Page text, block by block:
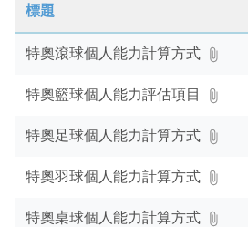
題、
關
鍵
後
Enter
詢
標題
特奧滾球個人能力計算方式
特奧籃球個人能力評估項目
特奧足球個人能力計算方式
特奧羽球個人能力計算方式
特奧桌球個人能力計算方式